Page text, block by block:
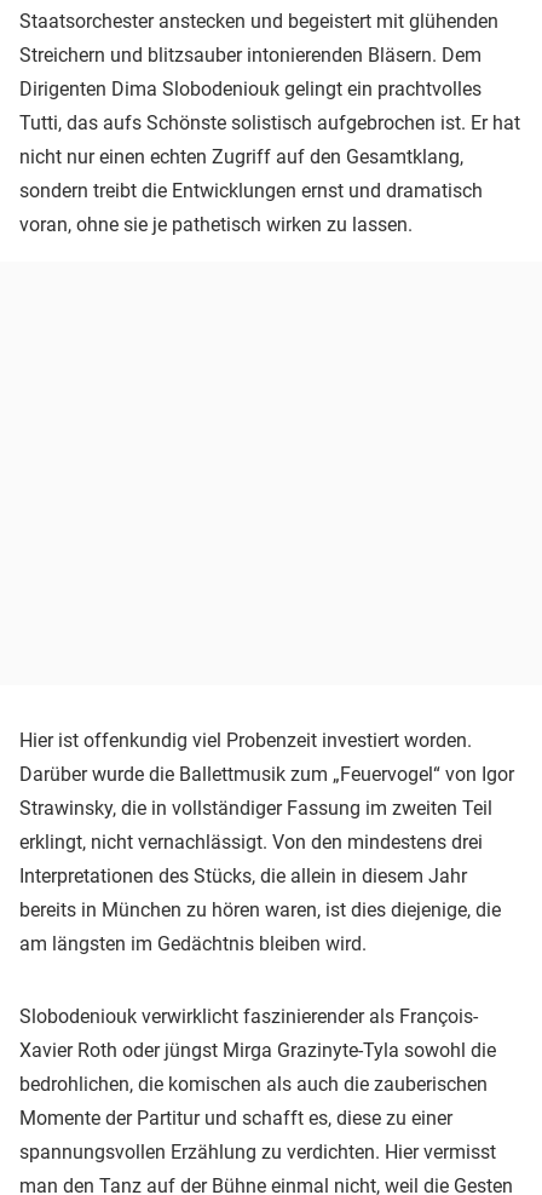
Staatsorchester anstecken und begeistert mit glühenden
Streichern und blitzsauber intonierenden Bläsern. Dem
Dirigenten Dima Slobodeniouk gelingt ein prachtvolles
Tutti, das aufs Schönste solistisch aufgebrochen ist. Er hat
nicht nur einen echten Zugriff auf den Gesamtklang,
sondern treibt die Entwicklungen ernst und dramatisch
voran, ohne sie je pathetisch wirken zu lassen.
Hier ist offenkundig viel Probenzeit investiert worden.
Darüber wurde die Ballettmusik zum „Feuervogel“ von Igor
Strawinsky, die in vollständiger Fassung im zweiten Teil
erklingt, nicht vernachlässigt. Von den mindestens drei
Interpretationen des Stücks, die allein in diesem Jahr
bereits in München zu hören waren, ist dies diejenige, die
am längsten im Gedächtnis bleiben wird.
Slobodeniouk verwirklicht faszinierender als François-
Xavier Roth oder jüngst Mirga Grazinyte-Tyla sowohl die
bedrohlichen, die komischen als auch die zauberischen
Momente der Partitur und schafft es, diese zu einer
spannungsvollen Erzählung zu verdichten. Hier vermisst
man den Tanz auf der Bühne einmal nicht, weil die Gesten